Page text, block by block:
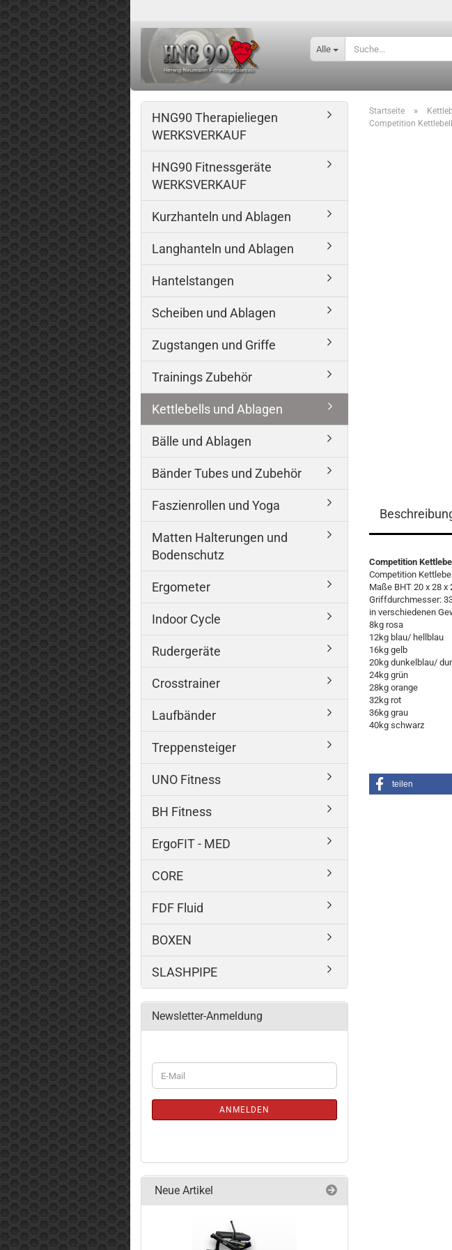
Alle
Startseite »
Competition
Competition
Competition
Maße BHT 20 x 28 x
Griffdurchmesser:
in verschiedenen
8kg rosa
12kg blau/ hellblau
16kg gelb
20kg dunkelblau/
24kg grün
28kg orange
32kg rot
36kg grau
40kg schwarz
teilen
HNG90 Therapieliegen
WERKSVERKAUF
HNG90 Fitnessgeräte
WERKSVERKAUF
Kurzhanteln und Ablagen
Langhanteln und Ablagen
Hantelstangen
Scheiben und Ablagen
Zugstangen und Griffe
Trainings Zubehör
Kettlebells und Ablagen
Bälle und Ablagen
Bänder Tubes und Zubehör
Faszienrollen und Yoga
Matten Halterungen und
Bodenschutz
Ergometer
Indoor Cycle
Rudergeräte
Crosstrainer
Laufbänder
Treppensteiger
UNO Fitness
BH Fitness
ErgoFIT - MED
CORE
FDF Fluid
BOXEN
SLASHPIPE
Newsletter-Anmeldung
WEITER
ZUR
E-
Mail
ANMELDEN
Neue Artikel